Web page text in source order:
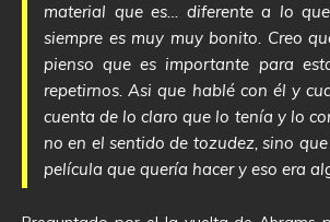
material que es… diferente a lo
siempre es muy muy bonito. Creo
pienso que es importante para
repetirnos. Asi que hablé con él y
cuenta de lo claro que lo tenía y lo
no en el sentido de tozudez, sino
película que quería hacer y eso era